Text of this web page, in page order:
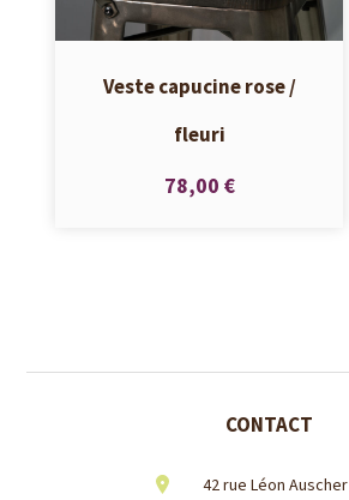
Veste capucine rose /
fleuri
78,00 €
CONTACT
42 rue Léon Auscher